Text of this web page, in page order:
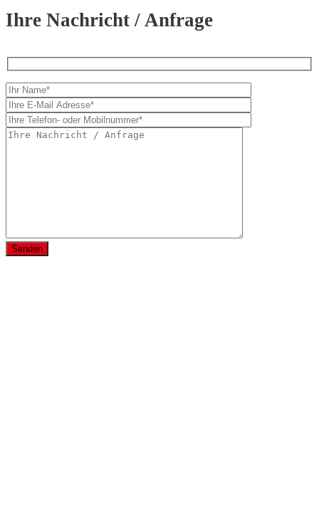
Ihre Nachricht / Anfrage